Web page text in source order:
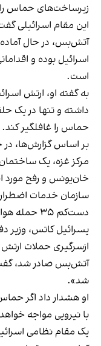
زیرساخت‌های حماس
این مقام اسرائیلی
آتش‌بس، در حال
اسرائیل بوده و
است.
به گفته او، ارتش
داشته و تنها در یک
حماس را غافلگیر کند.
بر اساس گزارش‌ها، در
مرکز غزه، یک
خان‌یونس و رفح مورد
سازمان خدمات
دست‌کم ۳۵ حمله هوایی به غزه انجام شده است.
یسرائیل کاتس، وزیر
ازسرگیری حملات
آتش‌بس صادر شد،
شد».
با نیرویی مواجه
یک مقام نظامی